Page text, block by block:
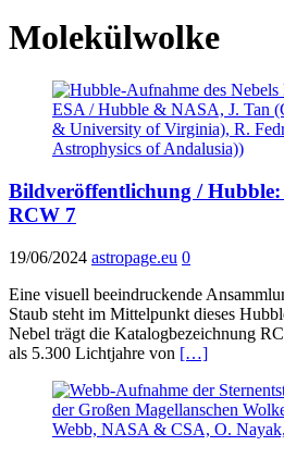
Molekülwolke
Bildveröffentlichung /
RCW 7
19/06/2024 astropage.eu 0
Eine visuell beeindruckende
Staub steht im Mittelpunkt dieses
Nebel trägt die Katalogbezeichnung
als 5.300 Lichtjahre von […]